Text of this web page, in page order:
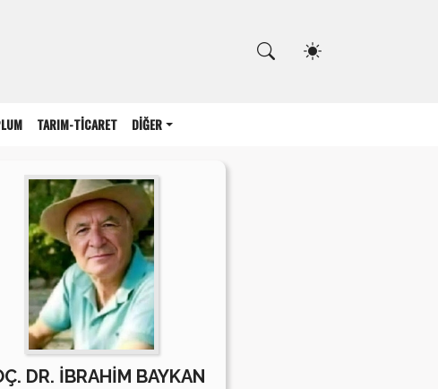
TARIM-TİCARET DİĞER
DR. İBRAHİM BAYKAN